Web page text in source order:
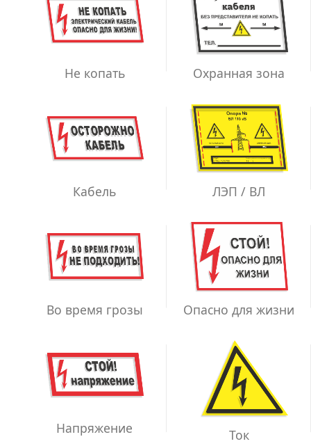
Не копать Охранная зона
Кабель ЛЭП / ВЛ
Во время грозы Опасно для жизни
Напряжение Ток